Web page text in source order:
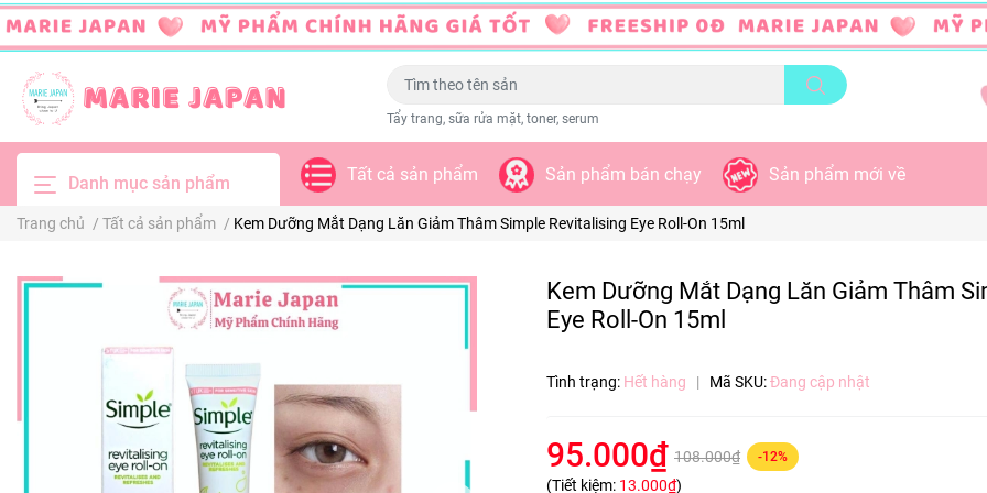
Tẩy trang, sữa rửa mặt, toner, serum
Danh mục sản phẩm Tất cả sản phẩm Sản phẩm bán chạy Sản phẩm mới về
Trang chủ / Tất cả sản phẩm / Kem Dưỡng Mắt Dạng Lăn Giảm Thâm Simple Revitalising Eye Roll-On 15ml
Kem Dưỡng Mắt Dạng Lăn Giảm Thâm
Eye Roll-On 15ml
Tình trạng: Hết hàng | Mã SKU:Đang cập nhật
95.000₫ 108.000₫ -12%
(Tiết kiệm: 13.000₫)